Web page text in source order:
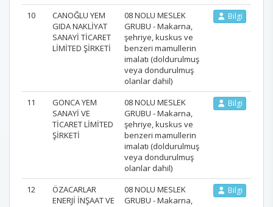
10
CANOĞLU YEM
GIDA NAKLİYAT
SANAYİ TİCARET
LİMİTED ŞİRKETİ
08 NOLU MESLEK
GRUBU - Makarna,
şehriye, kuskus ve
benzeri mamullerin
imalatı (doldurulmuş
veya dondurulmuş
olanlar dahil)
Bilgi
11
GONCA YEM
SANAYİ VE
TİCARET LİMİTED
ŞİRKETİ
08 NOLU MESLEK
GRUBU - Makarna,
şehriye, kuskus ve
benzeri mamullerin
imalatı (doldurulmuş
veya dondurulmuş
olanlar dahil)
Bilgi
12
ÖZACARLAR
ENERJİ İNŞAAT VE
08 NOLU MESLEK
GRUBU - Makarna,
Bilgi